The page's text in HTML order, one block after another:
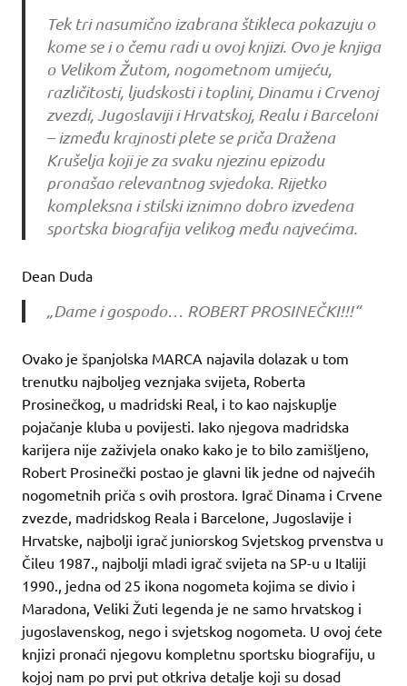
Tek tri nasumično izabrana štikleca pokazuju o
kome se i o čemu radi u ovoj knjizi. Ovo je knjiga
o Velikom Žutom, nogometnom umijeću,
različitosti, ljudskosti i toplini, Dinamu i Crvenoj
zvezdi, Jugoslaviji i Hrvatskoj, Realu i Barceloni
– između krajnosti plete se priča Dražena
Krušelja koji je za svaku njezinu epizodu
pronašao relevantnog svjedoka. Rijetko
kompleksna i stilski iznimno dobro izvedena
sportska biografija velikog među najvećima.
Dean Duda
„Dame i gospodo… ROBERT PROSINEČKI!!!“
Ovako je španjolska MARCA najavila dolazak u tom
trenutku najboljeg veznjaka svijeta, Roberta
Prosinečkog, u madridski Real, i to kao najskuplje
pojačanje kluba u povijesti. Iako njegova madridska
karijera nije zaživjela onako kako je to bilo zamišljeno,
Robert Prosinečki postao je glavni lik jedne od najvećih
nogometnih priča s ovih prostora. Igrač Dinama i Crvene
zvezde, madridskog Reala i Barcelone, Jugoslavije i
Hrvatske, najbolji igrač juniorskog Svjetskog prvenstva u
Čileu 1987., najbolji mladi igrač svijeta na SP-u u Italiji
1990., jedna od 25 ikona nogometa kojima se divio i
Maradona, Veliki Žuti legenda je ne samo hrvatskog i
jugoslavenskog, nego i svjetskog nogometa. U ovoj ćete
knjizi pronaći njegovu kompletnu sportsku biografiju, u
kojoj nam po prvi put otkriva detalje koji su dosad